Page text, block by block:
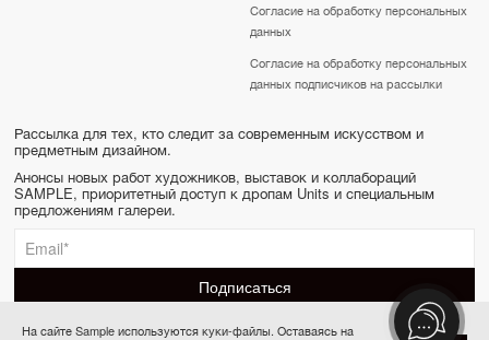
Согласие на обработку персональных
данных
Согласие на обработку персональных
данных подписчиков на рассылки
Рассылка для тех, кто следит за современным искусством и
предметным дизайном.
Анонсы новых работ художников, выставок и коллабораций
SAMPLE, приоритетный доступ к дропам Units и специальным
предложениям галереи.
На сайте Sample используются куки-файлы. Оставаясь на